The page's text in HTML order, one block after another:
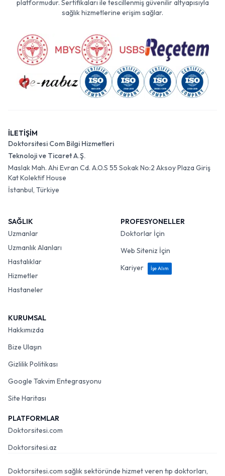
platformudur. Sertifikaları ile tescillenmiş güvenilir altyapısıyla
sağlık hizmetlerine erişim sağlar.
İLETİŞİM
Doktorsitesi Com Bilgi Hizmetleri
Teknoloji ve Ticaret A.Ş.
Maslak Mah. Ahi Evran Cd. A.O.S 55 Sokak No:2 Aksoy Plaza Giriş
Kat Kolektif House
İstanbul, Türkiye
SAĞLIK
Uzmanlar
Uzmanlık Alanları
Hastalıklar
Hizmetler
Hastaneler
PROFESYONELLER
Doktorlar İçin
Web Siteniz İçin
Kariyer
İşe Alım
KURUMSAL
Hakkımızda
Bize Ulaşın
Gizlilik Politikası
Google Takvim Entegrasyonu
Site Haritası
PLATFORMLAR
Doktorsitesi.com
Doktorsitesi.az
Doktorsitesi.com sağlık sektöründe hizmet veren tıp doktorları,